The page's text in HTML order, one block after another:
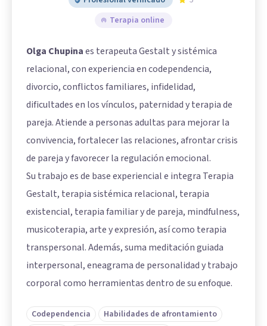
Terapia online
Olga Chupinaes terapeuta Gestalt y sistémica
relacional, con experiencia en codependencia,
divorcio, conflictos familiares, infidelidad,
dificultades en los vínculos, paternidad y terapia de
pareja. Atiende a personas adultas para mejorar la
convivencia, fortalecer las relaciones, afrontar crisis
de pareja y favorecer la regulación emocional.
Su trabajo es de base experiencial e integra Terapia
Gestalt, terapia sistémica relacional, terapia
existencial, terapia familiar y de pareja, mindfulness,
musicoterapia, arte y expresión, así como terapia
transpersonal. Además, suma meditación guiada
interpersonal, eneagrama de personalidad y trabajo
corporal como herramientas dentro de su enfoque.
Codependencia
Habilidades de afrontamiento